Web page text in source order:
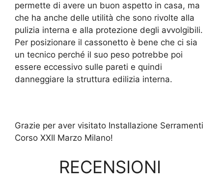
permette di avere un buon aspetto in casa, ma
che ha anche delle utilità che sono rivolte alla
pulizia interna e alla protezione degli avvolgibili.
Per posizionare il cassonetto è bene che ci sia
un tecnico perché il suo peso potrebbe poi
essere eccessivo sulle pareti e quindi
danneggiare la struttura edilizia interna.
Grazie per aver visitato Installazione Serramenti
Corso XXII Marzo Milano!
RECENSIONI